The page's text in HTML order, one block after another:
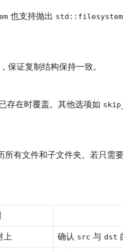
也支持抛出
保证复制结构保持一致。
存在时覆盖。其他选项如
有文件和子文件夹。若只需
上 确认 src 与 dst